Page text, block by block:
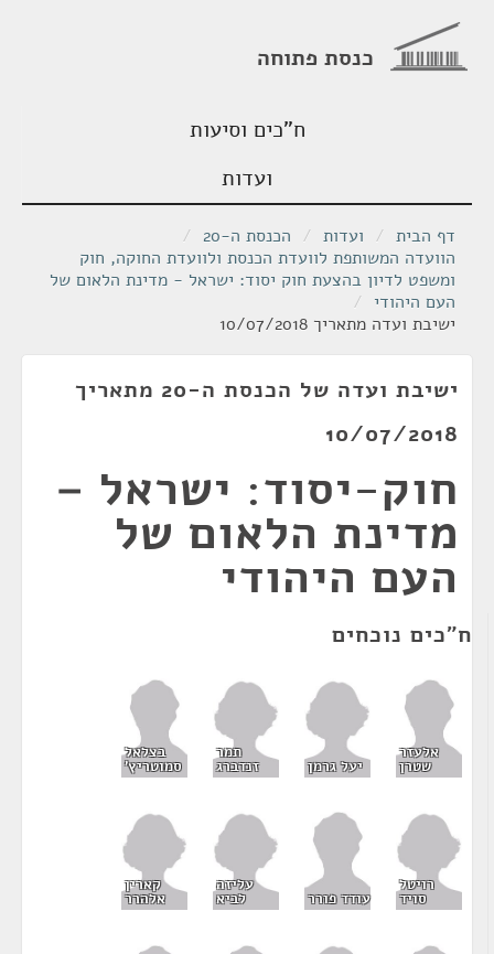
כנסת פתוחה
ח"כים וסיעות
ועדות
דף הבית / ועדות / הכנסת ה-20
/
הוועדה המשותפת לוועדת הכנסת ולוועדת החוקה, חוק
ומשפט לדיון בהצעת חוק יסוד: ישראל - מדינת הלאום של
העם היהודי /
ישיבת ועדה מתאריך 10/07/2018
ישיבת ועדה של הכנסת ה-20 מתאריך
10/07/2018
חוק-יסוד: ישראל –
מדינת הלאום של
העם היהודי
ח"כים נוכחים
אלעזר
שטרן יעל גרמן
תמר
זנדברג
בצלאל
סמוטריץ'
רויטל
סויד עודד פורר
עליזה
לביא
קארין
אלהרר